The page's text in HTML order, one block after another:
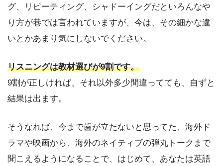
グ、リピーティング、シャドーイングだといろんなや
り方が巷では言われていますが、今は、その細かな違
いとかあまり気にしないでください。
リスニングは教材選びが9割です。
9割が正しければ、それ以外多少間違ってても、自ずと
結果は出ます。
そうなれば、今まで歯が立たないと思ってた、海外ド
ラマや映画から、海外のネイティブの弾丸トークまで
聞こえるようになることで、はじめて、あなたは英語